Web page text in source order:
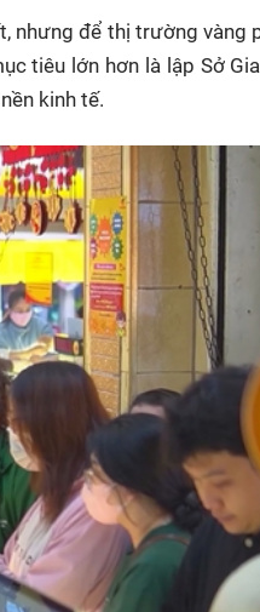
nhưng để thị trường vàng
tiêu lớn hơn là lập Sở
kinh tế.